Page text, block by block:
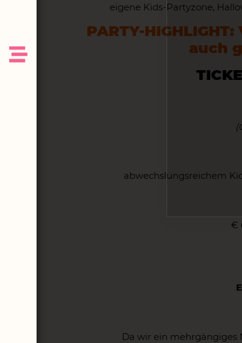
eigene Kids-Partyzone,
PARTY-
auch
abwechslungsreichem
€
Da wir ein mehrgängiges